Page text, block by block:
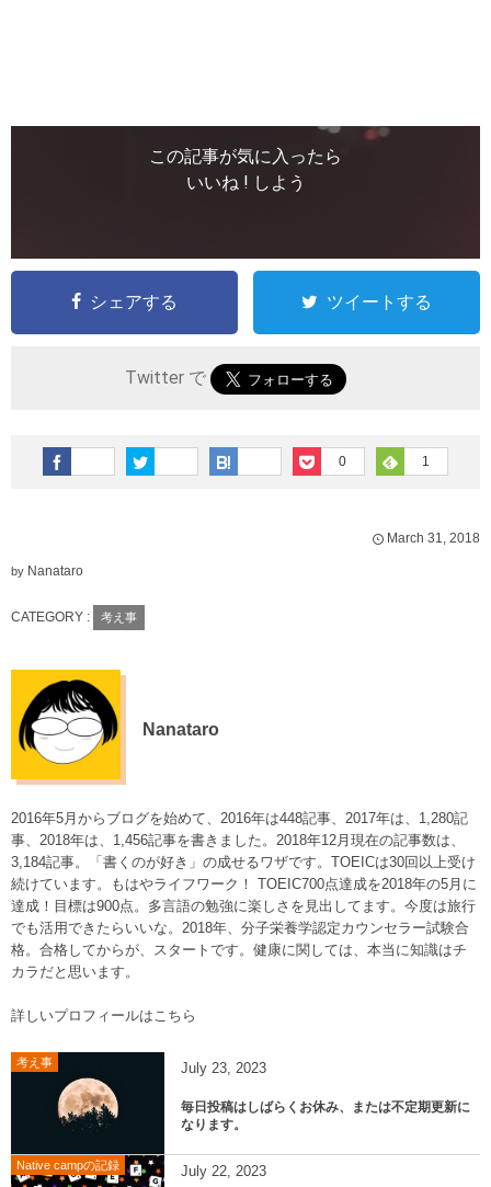
この記事が気に入ったら
いいね ! しよう
シェアする ツイートする
Twitter で
0 1
March 31 2018
by Nanataro
CATEGORY : 考え事
Nanataro
2016年5月からブログを始めて、2016年は448記事、2017年は、1,280記
事、2018年は、1,456記事を書きました。2018年12月現在の記事数は、
3,184記事。「書くのが好き」の成せるワザです。TOEICは30回以上受け
続けています。もはやライフワーク！ TOEIC700点達成を2018年の5月に
達成！目標は900点。多言語の勉強に楽しさを見出してます。今度は旅行
でも活用できたらいいな。2018年、分子栄養学認定カウンセラー試験合
格。合格してからが、スタートです。健康に関しては、本当に知識はチ
カラだと思います。
詳しいプロフィールはこちら
考え事 July 23 2023
毎日投稿はしばらくお休み、または不定期更新に
なります。
Native campの記録 July 22 2023